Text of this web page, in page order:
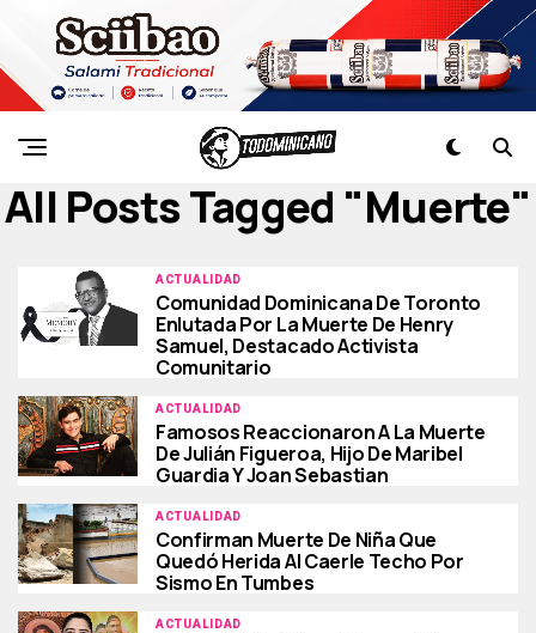
All Posts Tagged "muerte"
ACTUALIDAD
Comunidad Dominicana De Toronto
Enlutada Por La Muerte De Henry
Samuel, Destacado Activista
Comunitario
ACTUALIDAD
Famosos Reaccionaron A La Muerte
De Julián Figueroa, Hijo De Maribel
Guardia Y Joan Sebastian
ACTUALIDAD
Confirman Muerte De Niña Que
Quedó Herida Al Caerle Techo Por
Sismo En Tumbes
ACTUALIDAD